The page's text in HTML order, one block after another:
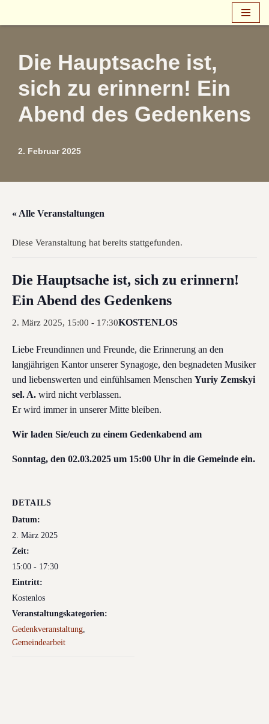
springen
Die Hauptsache ist,
sich zu erinnern! Ein
Abend des Gedenkens
2. Februar 2025
« Alle Veranstaltungen
Diese Veranstaltung hat bereits stattgefunden.
Die Hauptsache ist, sich zu erinnern!
Ein Abend des Gedenkens
2. März 2025, 15:00 - 17:30KOSTENLOS
Liebe Freundinnen und Freunde, die Erinnerung an den
langjährigen Kantor unserer Synagoge, den begnadeten Musiker
und liebenswerten und einfühlsamen Menschen Yuriy Zemskyi
sel. A. wird nicht verblassen.
Er wird immer in unserer Mitte bleiben.
Wir laden Sie/euch zu einem Gedenkabend am
Sonntag, den 02.03.2025 um 15:00 Uhr in die Gemeinde ein.
DETAILS
Datum:
2. März 2025
Zeit:
15:00 - 17:30
Eintritt:
Kostenlos
Veranstaltungskategorien:
Gedenkveranstaltung,
Gemeindearbeit